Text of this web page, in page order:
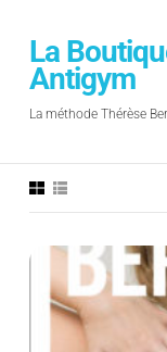
La
Antigym
La méthode Thérèse